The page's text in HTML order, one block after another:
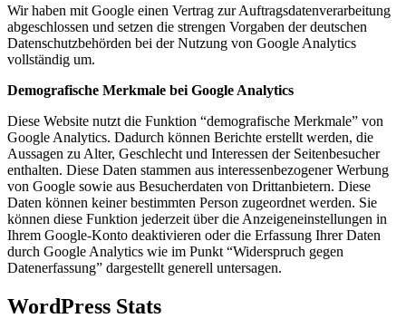
Wir haben mit Google einen Vertrag zur Auftragsdatenverarbeitung
abgeschlossen und setzen die strengen Vorgaben der deutschen
Datenschutzbehörden bei der Nutzung von Google Analytics
vollständig um.
Demografische Merkmale bei Google Analytics
Diese Website nutzt die Funktion “demografische Merkmale” von
Google Analytics. Dadurch können Berichte erstellt werden, die
Aussagen zu Alter, Geschlecht und Interessen der Seitenbesucher
enthalten. Diese Daten stammen aus interessenbezogener Werbung
von Google sowie aus Besucherdaten von Drittanbietern. Diese
Daten können keiner bestimmten Person zugeordnet werden. Sie
können diese Funktion jederzeit über die Anzeigeneinstellungen in
Ihrem Google-Konto deaktivieren oder die Erfassung Ihrer Daten
durch Google Analytics wie im Punkt “Widerspruch gegen
Datenerfassung” dargestellt generell untersagen.
WordPress Stats